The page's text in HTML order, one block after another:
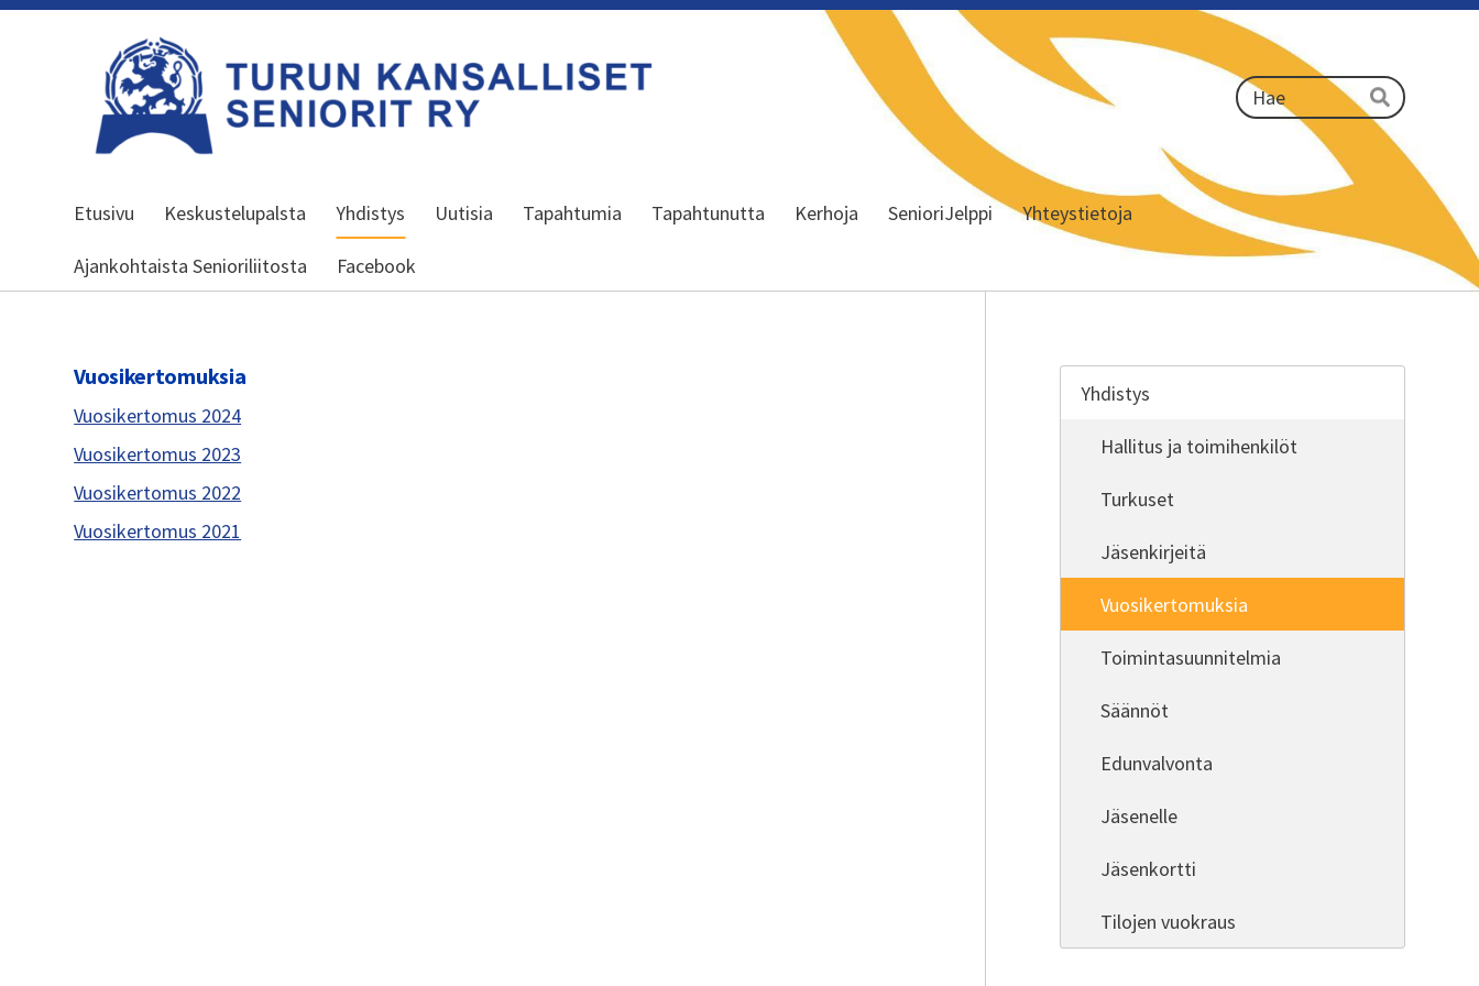
Turun kansalliset seniorit ry
Haku
Hae
Etusivu Keskustelupalsta Yhdistys Uutisia Tapahtumia Tapahtunutta Kerhoja SenioriJelppi Yhteystietoja
Ajankohtaista Senioriliitosta Facebook
Vuosikertomuksia
Vuosikertomus 2024
Vuosikertomus 2023
Vuosikertomus 2022
Vuosikertomus 2021
Yhdistys
Hallitus ja toimihenkilöt
Turkuset
Jäsenkirjeitä
Vuosikertomuksia
Toimintasuunnitelmia
Säännöt
Edunvalvonta
Jäsenelle
Jäsenkortti
Tilojen vuokraus